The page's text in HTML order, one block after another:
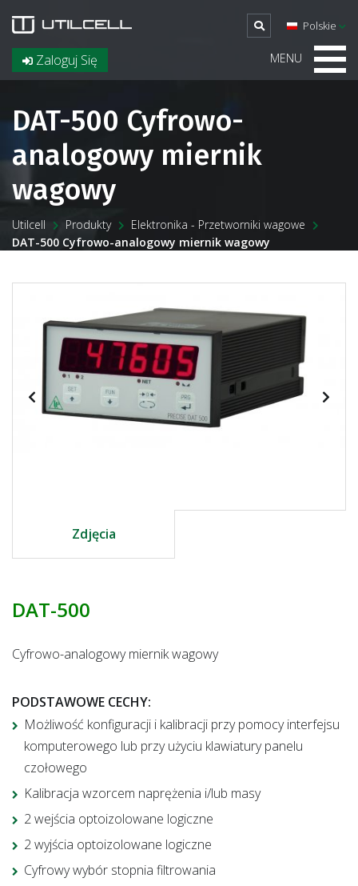
Zaloguj Się
Polskie
MENU
DAT-500 Cyfrowo-
analogowy miernik
wagowy
Utilcell Produkty
Elektronika - Przetworniki wagowe
DAT-500 Cyfrowo-analogowy miernik wagowy
Zdjęcia
DAT-500
Cyfrowo-analogowy miernik wagowy
PODSTAWOWE CECHY:
Możliwość konfiguracji i kalibracji przy pomocy interfejsu
komputerowego lub przy użyciu klawiatury panelu
czołowego
Kalibracja wzorcem naprężenia i/lub masy
2 wejścia optoizolowane logiczne
2 wyjścia optoizolowane logiczne
Cyfrowy wybór stopnia filtrowania